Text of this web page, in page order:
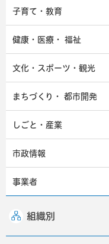
子育て・教育
健康・医療・ 福祉
文化・スポーツ・観光
まちづくり・ 都市開発
しごと・産業
市政情報
事業者
組織別